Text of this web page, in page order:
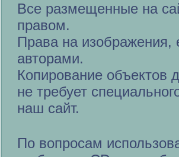
Все размещенные на
правом.
Права на изображения,
авторами.
Копирование объектов
не требует
наш сайт.
По вопросам